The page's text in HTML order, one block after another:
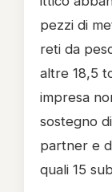
pezzi di
reti da
altre 18,5
impresa
sostegno
partner e
quali 15